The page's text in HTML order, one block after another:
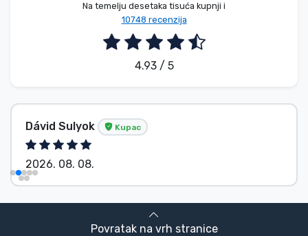
Na temelju desetaka tisuća kupnji i
10748 recenzija
4.93 / 5
Dávid Sulyok Kupac
2026. 08. 08.
Povratak na vrh stranice